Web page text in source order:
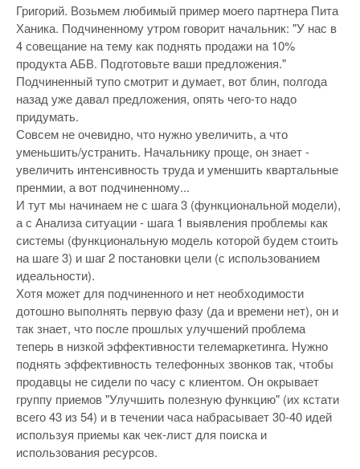
Григорий. Возьмем любимый пример моего партнера Пита
Ханика. Подчиненному утром говорит начальник: "У нас в
4 совещание на тему как поднять продажи на 10%
продукта АБВ. Подготовьте ваши предложения."
Подчиненный тупо смотрит и думает, вот блин, полгода
назад уже давал предложения, опять чего-то надо
придумать.
Совсем не очевидно, что нужно увеличить, а что
уменьшить/устранить. Начальнику проще, он знает -
увеличить интенсивность труда и уменшить квартальные
пренмии, а вот подчиненному...
И тут мы начинаем не с шага 3 (функциональной модели),
а с Анализа ситуации - шага 1 выявления проблемы как
системы (функциональную модель которой будем стоить
на шаге 3) и шаг 2 постановки цели (с использованием
идеальности).
Хотя может для подчиненного и нет необходимости
дотошно выполнять первую фазу (да и времени нет), он и
так знает, что после прошлых улучшений проблема
теперь в низкой эффективности телемаркетинга. Нужно
поднять эффективность телефонных звонков так, чтобы
продавцы не сидели по часу с клиентом. Он окрывает
группу приемов "Улучшить полезную функцию" (их кстати
всего 43 из 54) и в течении часа набрасывает 30-40 идей
используя приемы как чек-лист для поиска и
использования ресурсов.